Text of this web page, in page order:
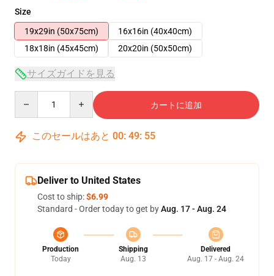
Size
19x29in (50x75cm)
16x16in (40x40cm)
18x18in (45x45cm)
20x20in (50x50cm)
サイズガイドを見る
カートに追加
このセールはあと 00: 49: 55
Deliver to United States
Cost to ship:$6.99
Standard - Order today to get byAug. 17 - Aug. 24
Production
Today
Shipping
Aug. 13
Delivered
Aug. 17 - Aug. 24